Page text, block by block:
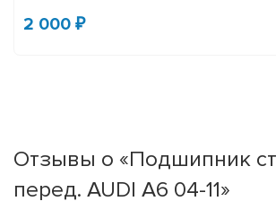
2 000 ₽
Отзывы о «Подшипник
перед. AUDI A6 04-11»